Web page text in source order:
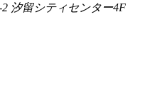
汐留シティセンター4F